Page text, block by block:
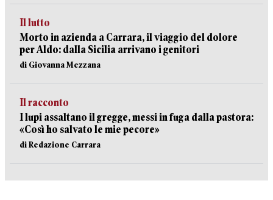
Il lutto
Morto in azienda a Carrara, il viaggio del dolore
per Aldo: dalla Sicilia arrivano i genitori
di Giovanna Mezzana
Il racconto
I lupi assaltano il gregge, messi in fuga dalla pastora:
«Così ho salvato le mie pecore»
di Redazione Carrara